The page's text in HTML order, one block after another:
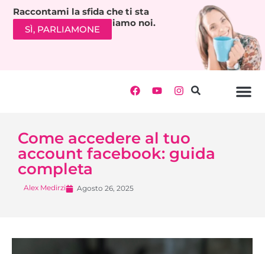
Raccontami la sfida che ti sta
bloccando. Ti richiamiamo noi.
SÌ, PARLIAMONE
Come accedere al tuo
account facebook: guida
completa
Alex Medirzi Agosto 26, 2025